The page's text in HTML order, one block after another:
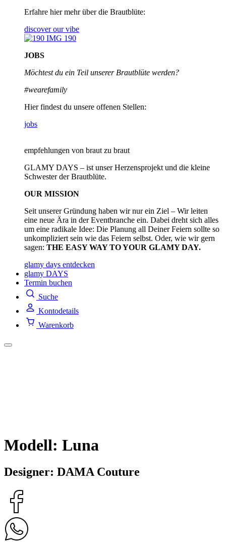
Erfahre hier mehr über die Brautblüte:
discover our vibe
JOBS
Möchtest du ein Teil unsererBrautblüte werden?
#wearefamily
Hier findest du unsere offenen Stellen:
jobs
empfehlungen von braut zu braut
GLAMY DAYS – ist unser Herzensprojekt und die kleine
Schwester der Brautblüte.
OUR MISSION
Seit unserer Gründung haben wir nur ein Ziel – Wir leiten
eine neue Ära in der Eventbranche ein. Dabei dreht sich alles
um eine radikale Idee: Die Planung all Deiner Feiern sollte so
unkompliziert sein wie das Feiern selbst. Oder, wie wir gern
sagen: THE EASY WAY TO YOUR GLAMY DAY.
glamy days entdecken
glamy DAYS
Termin buchen
Suche
Kontodetails
Warenkorb
Modell: Luna
Designer: DAMA Couture